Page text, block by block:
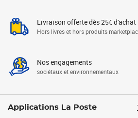
Livraison offerte dès 25€ d'achat
Hors livres et hors produits
Nos engagements
sociétaux et environnementaux
Applications La Poste